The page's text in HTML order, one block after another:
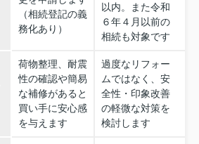
（相続登記の義
務化あり）
以内。また令和
６年４月以前の
相続も対象です
荷物整理、耐震
性の確認や簡易
な補修があると
買い手に安心感
を与えます
過度なリフォー
ムではなく、安
全性・印象改善
の軽微な対策を
検討します